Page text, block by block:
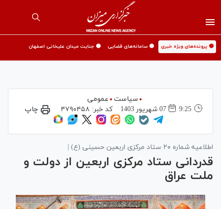
🟡 پرونده‌های ویژه خبری 🟡 سامانه‌های قضایی 🟡 جنایت میدان علیخانی اصفهان
سیاست
عمومی
9:25
07 شهريور 1403 کد خبر: ۴۷۹۰۴۵۸ چاپ
اطلاعیه شماره ۲۰ ستاد مرکزی اربعین حسینی (ع) |
قدردانی ستاد مرکزی اربعین از دولت و
ملت عراق